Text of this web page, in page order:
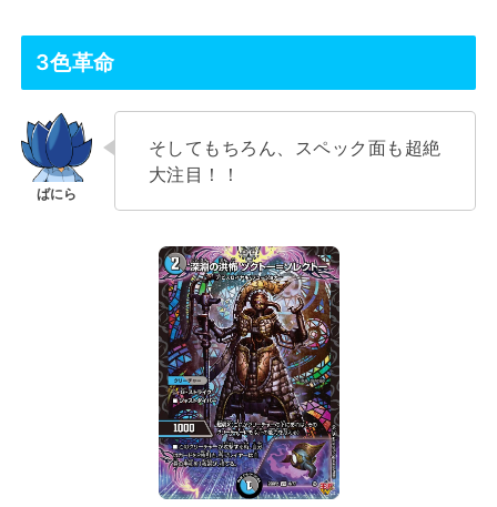
3色革命
そしてもちろん、スペック面も超絶
大注目！！